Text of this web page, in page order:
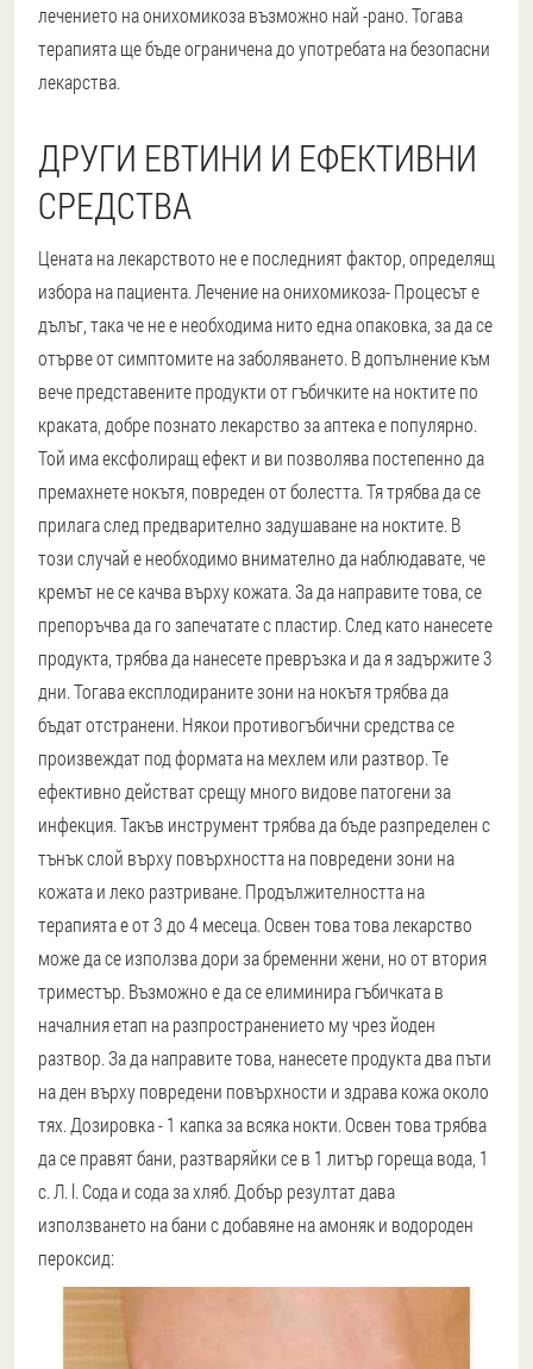
лечението на онихомикоза възможно най -рано. Тогава
терапията ще бъде ограничена до употребата на безопасни
лекарства.
ДРУГИ ЕВТИНИ И ЕФЕКТИВНИ
СРЕДСТВА
Цената на лекарството не е последният фактор, определящ
избора на пациента. Лечение на онихомикоза- Процесът е
дълъг, така че не е необходима нито една опаковка, за да се
отърве от симптомите на заболяването. В допълнение към
вече представените продукти от гъбичките на ноктите по
краката, добре познато лекарство за аптека е популярно.
Той има ексфолиращ ефект и ви позволява постепенно да
премахнете нокътя, повреден от болестта. Тя трябва да се
прилага след предварително задушаване на ноктите. В
този случай е необходимо внимателно да наблюдавате, че
кремът не се качва върху кожата. За да направите това, се
препоръчва да го запечатате с пластир. След като нанесете
продукта, трябва да нанесете превръзка и да я задържите 3
дни. Тогава експлодираните зони на нокътя трябва да
бъдат отстранени. Някои противогъбични средства се
произвеждат под формата на мехлем или разтвор. Те
ефективно действат срещу много видове патогени за
инфекция. Такъв инструмент трябва да бъде разпределен с
тънък слой върху повърхността на повредени зони на
кожата и леко разтриване. Продължителността на
терапията е от 3 до 4 месеца. Освен това това лекарство
може да се използва дори за бременни жени, но от втория
триместър. Възможно е да се елиминира гъбичката в
началния етап на разпространението му чрез йоден
разтвор. За да направите това, нанесете продукта два пъти
на ден върху повредени повърхности и здрава кожа около
тях. Дозировка - 1 капка за всяка нокти. Освен това трябва
да се правят бани, разтваряйки се в 1 литър гореща вода, 1
с. Л. l. Сода и сода за хляб. Добър резултат дава
използването на бани с добавяне на амоняк и водороден
пероксид: